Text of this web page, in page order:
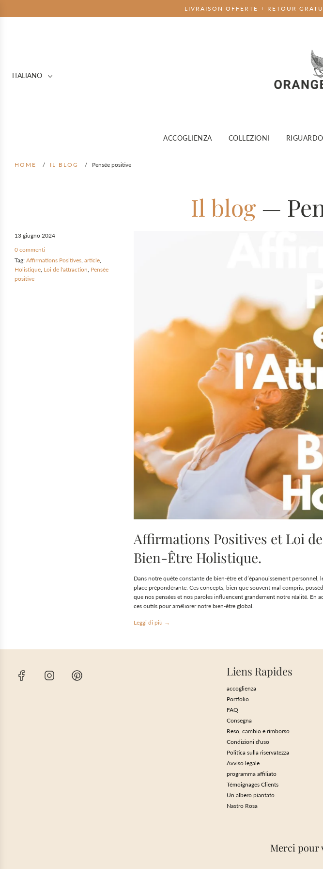
LIVRAISON OFFERTE + RETOUR
ITALIANO
ACCOGLIENZA COLLEZIONI
HOME / IL BLOG / Pensée positive
Il blog—
13 giugno 2024
0 commenti
Tag: Affirmations Positives, article,
Holistique, Loi de l'attraction, Pensée
positive
Affirmations Positives et Loi
Bien-Être Holistique.
Dans notre quête constante de bien-être et d’épanouissement
place prépondérante. Ces concepts, bien que souvent mal compris,
que nos pensées et nos paroles influencent grandement notre réalité.
ces outils pour améliorer notre bien-être global.
Leggi di più →
Liens Rapides
accoglienza
Portfolio
FAQ
Consegna
Reso, cambio e rimborso
Condizioni d'uso
Politica sulla riservatezza
Avviso legale
programma affiliato
Témoignages Clients
Un albero piantato
Nastro Rosa
Merci pour